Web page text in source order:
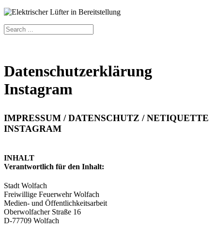
Datenschutzerklärung
Instagram
IMPRESSUM / DATENSCHUTZ / NETIQUETTE
INSTAGRAM
INHALT
Verantwortlich für den Inhalt:
Stadt Wolfach
Freiwillige Feuerwehr Wolfach
Medien- und Öffentlichkeitsarbeit
Oberwolfacher Straße 16
D-77709 Wolfach